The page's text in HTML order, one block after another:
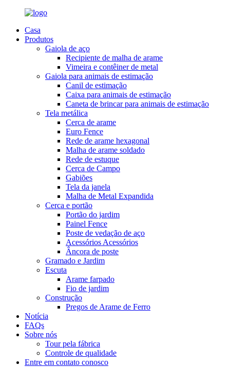
Casa
Produtos
Gaiola de aço
Recipiente de malha de arame
Vimeira e contêiner de metal
Gaiola para animais de estimação
Canil de estimação
Caixa para animais de estimação
Caneta de brincar para animais de estimação
Tela metálica
Cerca de arame
Euro Fence
Rede de arame hexagonal
Malha de arame soldado
Rede de estuque
Cerca de Campo
Gabiões
Tela da janela
Malha de Metal Expandida
Cerca e portão
Portão do jardim
Painel Fence
Poste de vedação de aço
Acessórios Acessórios
Âncora de poste
Gramado e Jardim
Escuta
Arame farpado
Fio de jardim
Construção
Pregos de Arame de Ferro
Notícia
FAQs
Sobre nós
Tour pela fábrica
Controle de qualidade
Entre em contato conosco